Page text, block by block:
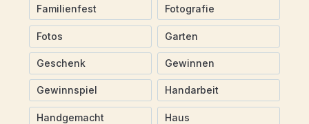
Familienfest Fotografie
Fotos Garten
Geschenk Gewinnen
Gewinnspiel Handarbeit
Handgemacht Haus